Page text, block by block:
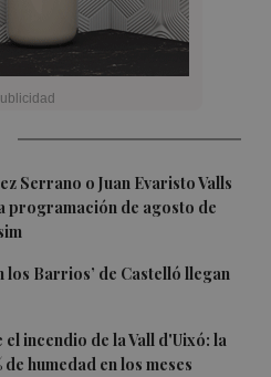
Serrano o Juan Evaristo Valls
programación de agosto de
los Barrios’ de Castelló llegan
incendio de la Vall d'Uixó: la
humedad en los meses